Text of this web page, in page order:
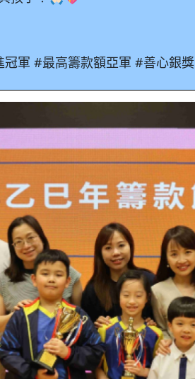
冠軍 #最高籌款額亞軍 #善心銀獎